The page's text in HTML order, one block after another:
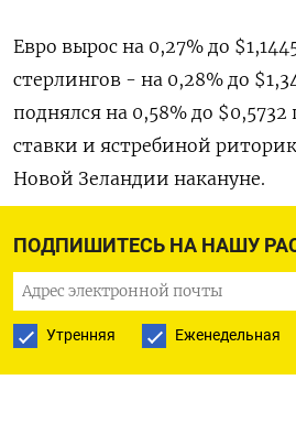
ПОДПИШИТЕСЬ НА НАШУ
Утренняя Еженедельная
Евро ​вырос на 0,27% ​до
стерлингов - на 0,28% до
поднялся на 0,58% ‌до
ставки и ястребиной
‌Новой Зеландии накануне.
«Австралиец» подорожал на
«Новый виток
Востоке вновь потряс